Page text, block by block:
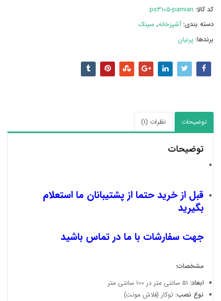
کد کالا: ps3105-parnian
دسته بند‌ی:آشپزخانه, سینک
برندها: پرنیان
توضیحات نظرات (1)
توضیحات
قبل از خرید حتما از پشتیبانان ما استعلام
بگیرید
جهت سفارشات با ما در تماس باشید
مشخصات:
ابعاد:
نوع نصب: توکار (فلاش مونت)